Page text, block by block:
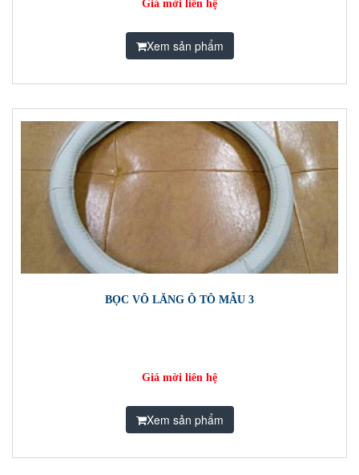
Giá mời liên hệ
Xem sản phẩm
BỌC VÔ LĂNG Ô TÔ MẪU 3
Giá mời liên hệ
Xem sản phẩm